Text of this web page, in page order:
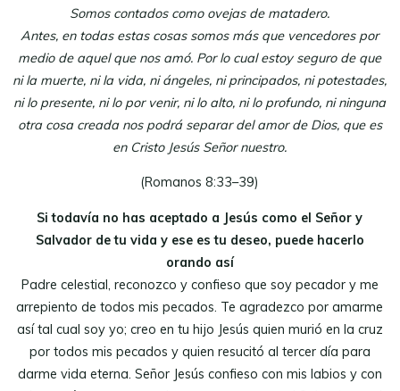
Somos contados como ovejas de matadero.
Antes, en todas estas cosas somos más que vencedores por
medio de aquel que nos amó. Por lo cual estoy seguro de que
ni la muerte, ni la vida, ni ángeles, ni principados, ni potestades,
ni lo presente, ni lo por venir, ni lo alto, ni lo profundo, ni ninguna
otra cosa creada nos podrá separar del amor de Dios, que es
en Cristo Jesús Señor nuestro.
(Romanos 8:33–39)
Si todavía no has aceptado a Jesús como el Señor y
Salvador de tu vida y ese es tu deseo, puede hacerlo
orando así
Padre celestial, reconozco y confieso que soy pecador y me
arrepiento de todos mis pecados. Te agradezco por amarme
así tal cual soy yo; creo en tu hijo Jesús quien murió en la cruz
por todos mis pecados y quien resucitó al tercer día para
darme vida eterna. Señor Jesús confieso con mis labios y con